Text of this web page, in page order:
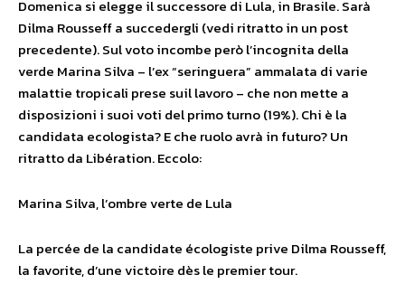
Domenica si elegge il successore di Lula, in Brasile. Sarà
Dilma Rousseff a succedergli (vedi ritratto in un post
precedente). Sul voto incombe però l’incognita della
verde Marina Silva – l’ex “seringuera” ammalata di varie
malattie tropicali prese suil lavoro – che non mette a
disposizioni i suoi voti del primo turno (19%). Chi è la
candidata ecologista? E che ruolo avrà in futuro? Un
ritratto da Libération. Eccolo:
Marina Silva, l’ombre verte de Lula
La percée de la candidate écologiste prive Dilma Rousseff,
la favorite, d’une victoire dès le premier tour.